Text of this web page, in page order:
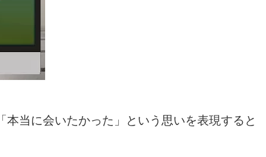
当に会いたかった」という思いを表現すると